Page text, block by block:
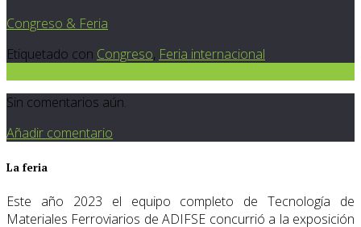
Congreso & Feria
Etiquetado con Congreso, Feria internacional
Sin comentarios aún.
Añadir comentario
La feria
Este año 2023 el equipo completo de Tecnología de
Materiales Ferroviarios de ADIFSE concurrió a la exposición